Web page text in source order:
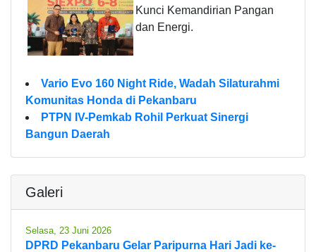
Kunci Kemandirian Pangan
dan Energi.
Vario Evo 160 Night Ride, Wadah Silaturahmi
Komunitas Honda di Pekanbaru
PTPN IV-Pemkab Rohil Perkuat Sinergi
Bangun Daerah
Galeri
Selasa, 23 Juni 2026
DPRD Pekanbaru Gelar Paripurna Hari Jadi ke-